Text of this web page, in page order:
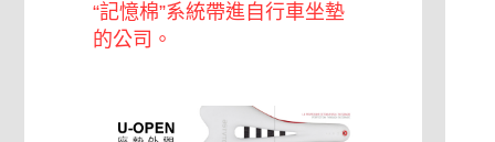
“記憶棉”系統帶進自行車坐墊
的公司。